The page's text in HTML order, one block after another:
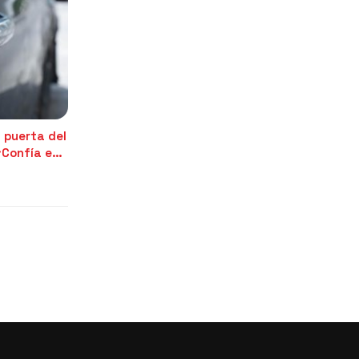
puerta del
en